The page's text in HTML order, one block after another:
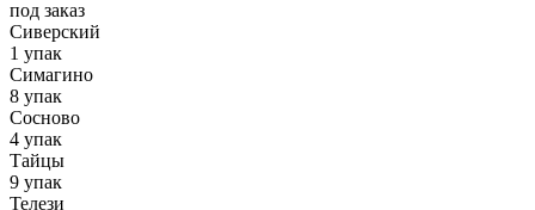
под заказ
Сиверский
1 упак
Симагино
8 упак
Сосново
4 упак
Тайцы
9 упак
Телези